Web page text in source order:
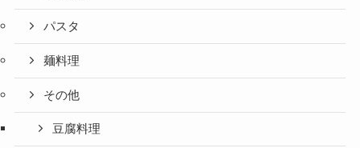
パスタ
麺料理
その他
豆腐料理